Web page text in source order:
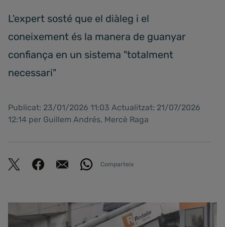
L'expert sosté que el diàleg i el
coneixement és la manera de guanyar
confiança en un sistema "totalment
necessari"
Publicat: 23/01/2026 11:03 Actualitzat: 21/07/2026
12:14 per Guillem Andrés, Mercè Raga
Comparteix